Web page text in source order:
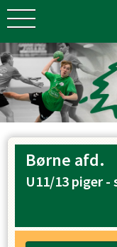
Børne afd.
U11/13 piger